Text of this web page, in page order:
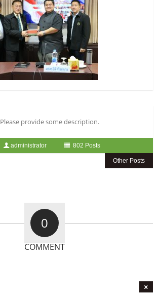
Please provide some description.
administrator 802 Posts
Other Posts
0
COMMENT